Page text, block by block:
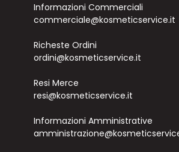
Informazioni Commerciali
commerciale@kosmeticservice.it
Richeste Ordini
ordini@kosmeticservice.it
Resi Merce
resi@kosmeticservice.it
Informazioni Amministrative